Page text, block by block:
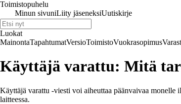
Toimistopuhelu
Minun sivuniLiity jäseneksiUutiskirje
Luokat
MainontaTapahtumatVersioToimistoVuokrasopimus
Käyttäjä varattu: Mitä
Käyttäjä varattu -viesti voi aiheuttaa päänvaivaa monelle
laitteessa.